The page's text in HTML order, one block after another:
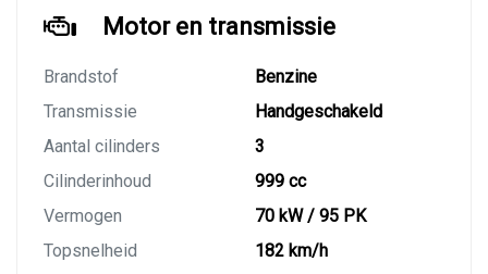
Motor en transmissie
Brandstof
Benzine
Transmissie
Handgeschakeld
Aantal cilinders
3
Cilinderinhoud
999 cc
Vermogen
70 kW / 95 PK
Topsnelheid
182 km/h